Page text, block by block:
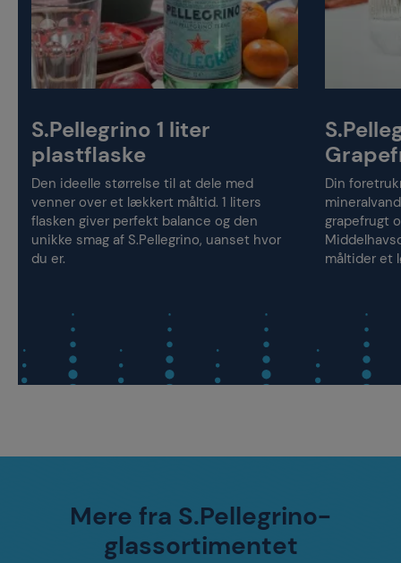
S.Pellegrino 1 liter
plastflaske
Den ideelle størrelse til at dele med
venner over et lækkert måltid. 1 liters
flasken giver perfekt balance og den
unikke smag af S.Pellegrino, uanset hvor
du er.
Din
grapefrugt
måltider et
Mere fra S.Pellegrino-
glassortimentet